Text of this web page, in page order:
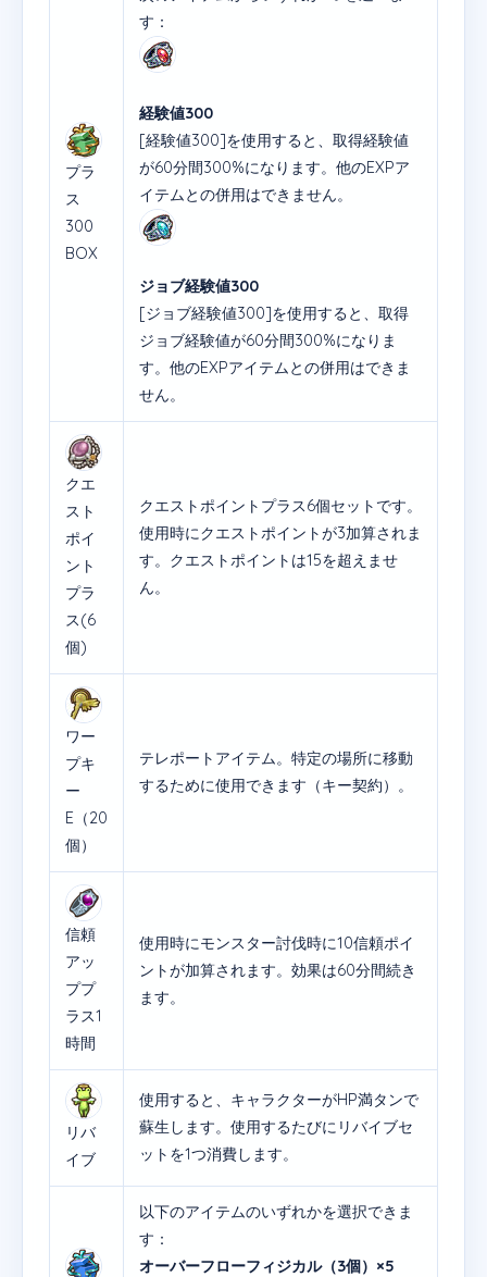
プラ
ス
300
BOX
す：
経験値300
[経験値300]を使用すると、取得経験値
が60分間300%になります。他のEXPア
イテムとの併用はできません。
ジョブ経験値300
[ジョブ経験値300]を使用すると、取得
ジョブ経験値が60分間300%になりま
す。他のEXPアイテムとの併用はできま
せん。
クエ
スト
ポイ
ント
プラ
ス(6
個)
クエストポイントプラス6個セットです。
使用時にクエストポイントが3加算されま
す。クエストポイントは15を超えませ
ん。
ワー
プキ
ー
E（20
個）
テレポートアイテム。特定の場所に移動
するために使用できます（キー契約）。
信頼
アッ
ププ
ラス1
時間
使用時にモンスター討伐時に10信頼ポイ
ントが加算されます。効果は60分間続き
ます。
リバ
イブ
使用すると、キャラクターがHP満タンで
蘇生します。使用するたびにリバイブセ
ットを1つ消費します。
以下のアイテムのいずれかを選択できま
す：
オーバーフローフィジカル（3個）×5